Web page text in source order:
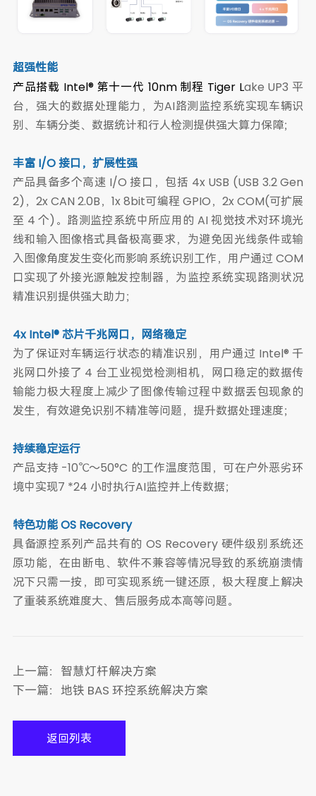
超强性能
产品搭载 Intel® 第十一代 10nm 制程 Tiger Lake UP3 平
台，强大的数据处理能力，为AI路测监控系统实现车辆识
别、车辆分类、数据统计和行人检测提供强大算力保障；
丰富 I/O 接口，扩展性强
产品具备多个高速 I/O 接口，包括 4x USB (USB 3.2 Gen
2)，2x CAN 2.0B，1x 8bit可编程 GPIO，2x COM(可扩展
至 4 个)。路测监控系统中所应用的 AI 视觉技术对环境光
线和输入图像格式具备极高要求，为避免因光线条件或输
入图像角度发生变化而影响系统识别工作，用户通过 COM
口实现了外接光源触发控制器，为监控系统实现路测状况
精准识别提供强大助力；
4x Intel® 芯片千兆网口，网络稳定
为了保证对车辆运行状态的精准识别，用户通过 Intel® 千
兆网口外接了 4 台工业视觉检测相机，网口稳定的数据传
输能力极大程度上减少了图像传输过程中数据丢包现象的
发生，有效避免识别不精准等问题，提升数据处理速度；
持续稳定运行
产品支持 -10℃〜50°C 的工作温度范围，可在户外恶劣环
境中实现7 *24 小时执行AI监控并上传数据；
特色功能 OS Recovery
具备源控系列产品共有的 OS Recovery 硬件级别系统还
原功能，在由断电、软件不兼容等情况导致的系统崩溃情
况下只需一按，即可实现系统一键还原，极大程度上解决
了重装系统难度大、售后服务成本高等问题。
上一篇： 智慧灯杆解决方案
下一篇： 地铁 BAS 环控系统解决方案
返回列表